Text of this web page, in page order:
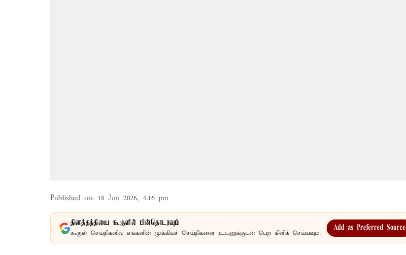
Published on: 18 Jun 2026, 4:16 pm
தினத்தந்தியை கூகுளில் பின்தொடரவும்
கூகுள் செய்திகளில் எங்களின் முக்கியச் செய்திகளை உடனுக்குடன் பெற கிளிக் செய்யவும்.
Add as Preferred Source